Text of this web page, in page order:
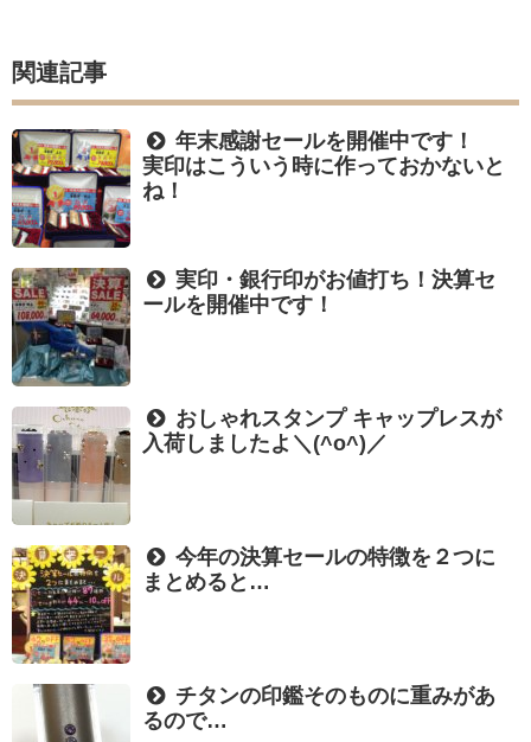
関連記事
年末感謝セールを開催中です！
実印はこういう時に作っておかないと
ね！
実印・銀行印がお値打ち！決算セ
ールを開催中です！
おしゃれスタンプ キャップレスが
入荷しましたよ＼(^o^)／
今年の決算セールの特徴を２つに
まとめると…
チタンの印鑑そのものに重みがあ
るので…